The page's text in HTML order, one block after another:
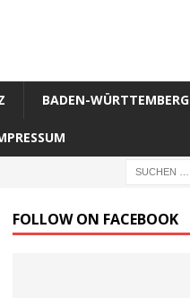
BADEN-WÜRTTEMBERG
FOLLOW ON FACEBOOK